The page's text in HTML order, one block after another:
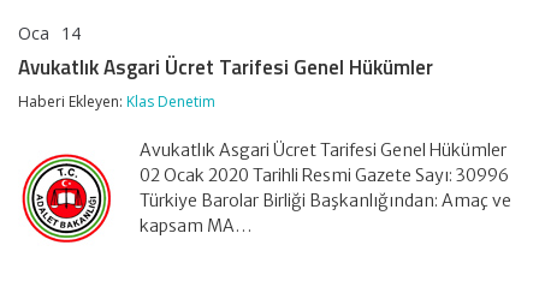
Oca 14
Ücret
Tarifesi
Avukatlık Asgari Ücret Tarifesi Genel Hükümler
Haberi Ekleyen: Klas Denetim
Avukatlık Asgari Ücret Tarifesi Genel Hükümler
02 Ocak 2020 Tarihli Resmi Gazete Sayı: 30996
Türkiye Barolar Birliği Başkanlığından: Amaç ve
kapsam MA…